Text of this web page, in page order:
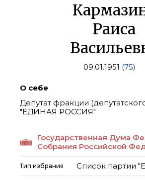
Раиса
09.01.1951 (75)
О себе
Депутат фракции
"ЕДИНАЯ РОССИЯ"
Государственная Дума
Собрания Российской
Тип избрания Список партии